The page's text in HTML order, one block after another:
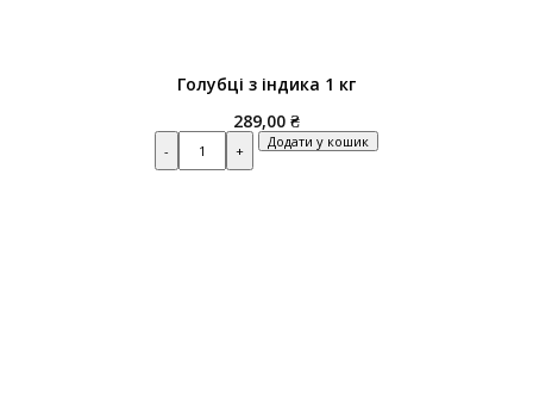
Голубці з індика 1 кг
289,00 ₴
Quantity Додати у кошик